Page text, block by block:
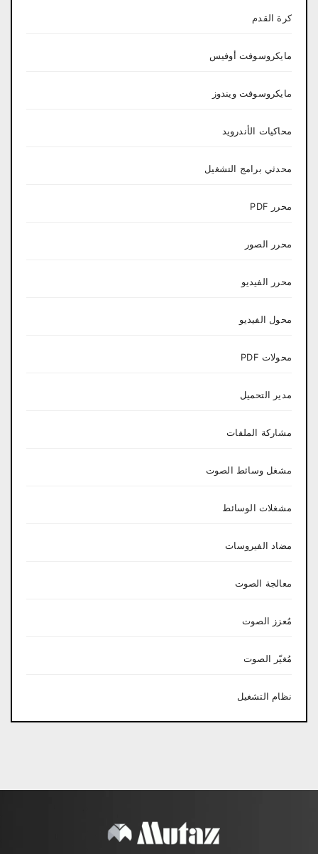
كرة القدم
مايكروسوفت أوفيس
مايكروسوفت ويندوز
محاكيات الأندرويد
محدثي برامج التشغيل
محرر PDF
محرر الصور
محرر الفيديو
محول الفيديو
محولات PDF
مدير التحميل
مشاركة الملفات
مشغل وسائط الصوت
مشغلات الوسائط
مضاد الفيروسات
معالجة الصوت
مُعزز الصوت
مُغيّر الصوت
نظام التشغيل